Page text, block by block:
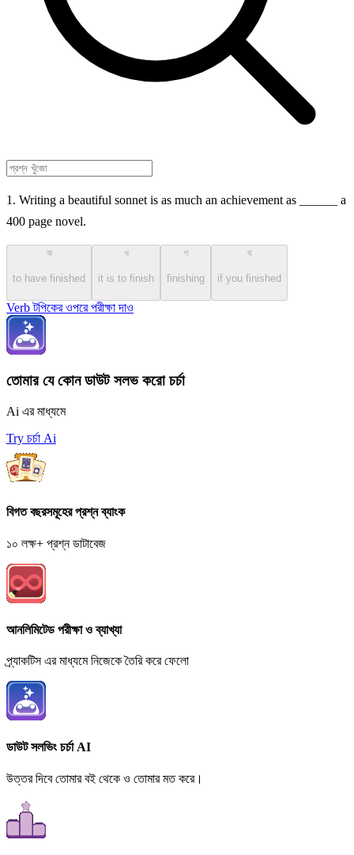
1. Writing a beautiful sonnet is as much an achievement as ______ a
400 page novel.
ক
to have finished
খ
it is to finish
গ
finishing
ঘ
if you finished
Verb টপিকের ওপরে পরীক্ষা দাও
তোমার যে কোন ডাউট সলভ করো চর্চা
Ai এর মাধ্যমে
Try চর্চা Ai
বিগত বছরসমূহের প্রশ্ন ব্যাংক
১০ লক্ষ+ প্রশ্ন ডাটাবেজ
আনলিমিটেড পরীক্ষা ও ব্যাখ্যা
প্র্যাকটিস এর মাধ্যমে নিজেকে তৈরি করে ফেলো
ডাউট সলভিং চর্চা AI
উত্তর দিবে তোমার বই থেকে ও তোমার মত করে।